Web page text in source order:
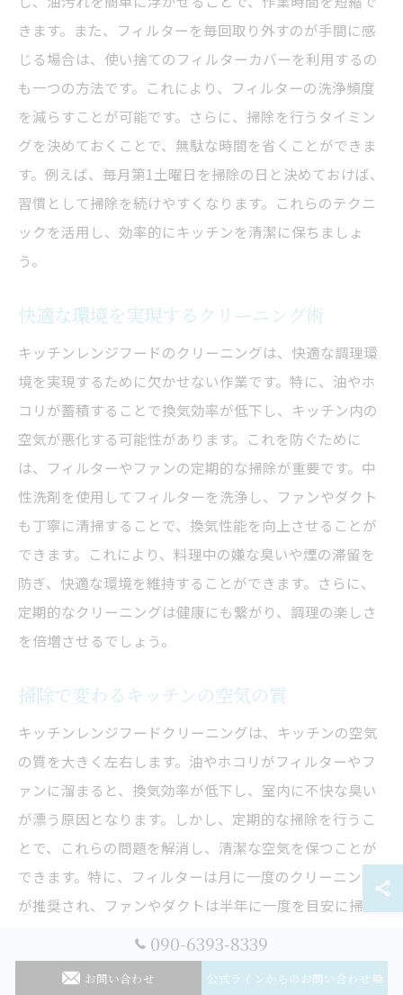
きます。また、フィルターを毎回取り外すのが手間に感
じる場合は、使い捨てのフィルターカバーを利用するの
も一つの方法です。これにより、フィルターの洗浄頻度
を減らすことが可能です。さらに、掃除を行うタイミン
グを決めておくことで、無駄な時間を省くことができま
す。例えば、毎月第1土曜日を掃除の日と決めておけば、
習慣として掃除を続けやすくなります。これらのテクニ
ックを活用し、効率的にキッチンを清潔に保ちましょ
う。
快適な環境を実現するクリーニング術
キッチンレンジフードのクリーニングは、快適な調理環
境を実現するために欠かせない作業です。特に、油やホ
コリが蓄積することで換気効率が低下し、キッチン内の
空気が悪化する可能性があります。これを防ぐために
は、フィルターやファンの定期的な掃除が重要です。中
性洗剤を使用してフィルターを洗浄し、ファンやダクト
も丁寧に清掃することで、換気性能を向上させることが
できます。これにより、料理中の嫌な臭いや煙の滞留を
防ぎ、快適な環境を維持することができます。さらに、
定期的なクリーニングは健康にも繋がり、調理の楽しさ
を倍増させるでしょう。
掃除で変わるキッチンの空気の質
キッチンレンジフードクリーニングは、キッチンの空気
の質を大きく左右します。油やホコリがフィルターやフ
ァンに溜まると、換気効率が低下し、室内に不快な臭い
が漂う原因となります。しかし、定期的な掃除を行うこ
とで、これらの問題を解消し、清潔な空気を保つことが
できます。特に、フィルターは月に一度のクリーニング
が推奨され、ファンやダクトは半年に一度を目安に掃除
することが理想的です。これにより、キッチン全体の空
気が清浄になり、家族の健康を守ることができます。ま
090-6393-8339
お問い合わせ 公式ラインからのお問い合わせ